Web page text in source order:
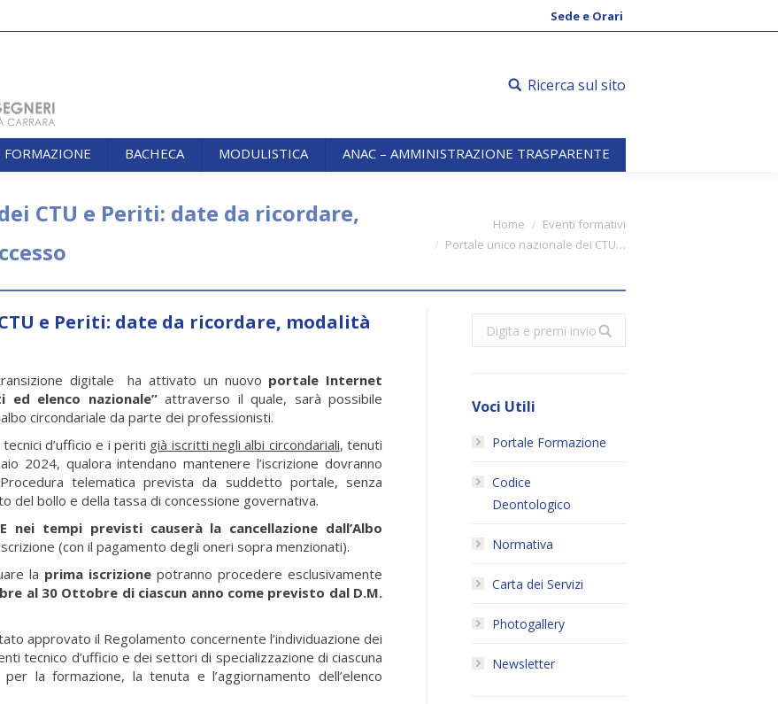
Sede e Orari
Ricerca sul sito
FORMAZIONE BACHECA MODULISTICA ANAC – AMMINISTRAZIONE TRASPARENTE
CTU e Periti: date da ricordare,
Home
Eventi formativi
Portale unico nazionale dei CTU…
e Periti: date da ricordare, modalità
digitale ha attivato un nuovo portale Internet
ed elenco nazionale”attraverso il quale, sarà possibile
circondariale da parte dei professionisti.
d’ufficio e i periti già iscritti negli albi circondariali, tenuti
2024, qualora intendano mantenere l’iscrizione dovranno
telematica prevista da suddetto portale, senza
del bollo e della tassa di concessione governativa.
nei tempi previsti causerà la cancellazione dall’Albo
(con il pagamento degli oneri sopra menzionati).
la prima iscrizione potranno procedere esclusivamente
al 30 Ottobre di ciascun anno come previsto dal D.M.
approvato il Regolamento concernente l’individuazione dei
tecnico d’ufficio e dei settori di specializzazione di ciascuna
la formazione, la tenuta e l’aggiornamento dell’elenco
Search:
Voci Utili
Portale Formazione
Codice
Deontologico
Normativa
Carta dei Servizi
Photogallery
Newsletter
ANAC – AMMINISTRAZIONE TRASPARENTE